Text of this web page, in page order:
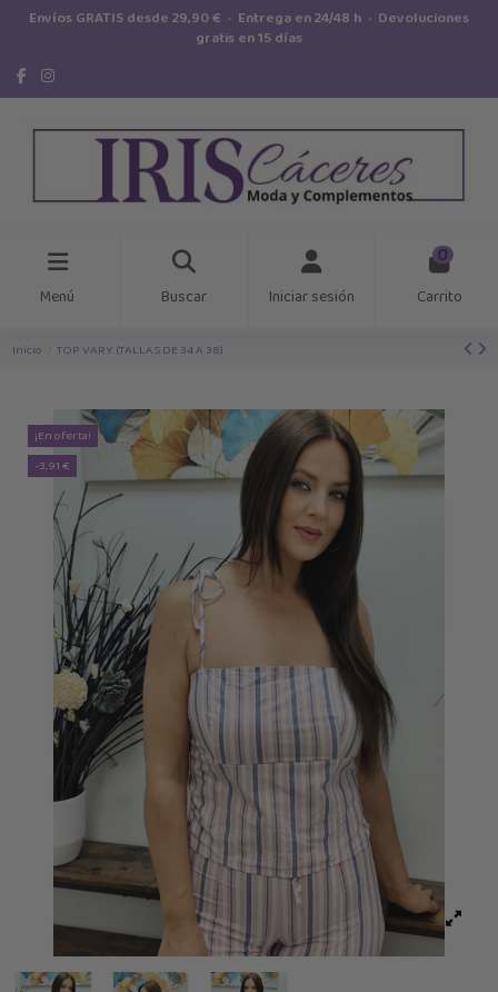
Envíos GRATIS desde 29,90 € · Entrega en 24/48 h · Devoluciones
gratis en 15 días
Menú Buscar Iniciar sesión
0
Carrito
Inicio TOP VARY (TALLAS DE 34 A 38)
¡En oferta!
-3,91 €